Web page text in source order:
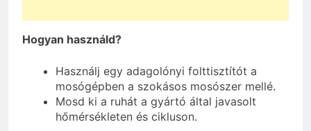
Hogyan használd?
Használj egy adagolónyi folttisztítót a
mosógépben a szokásos mosószer mellé.
Mosd ki a ruhát a gyártó által javasolt
hőmérsékleten és cikluson.